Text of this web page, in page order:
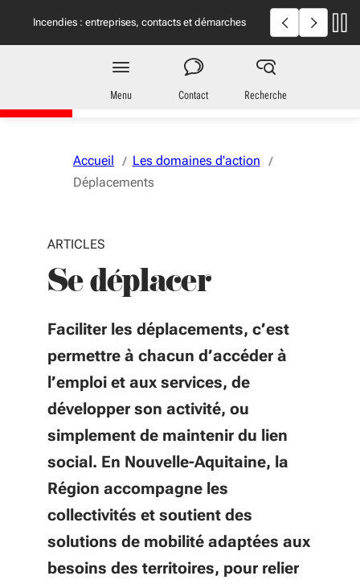
Incendies : entreprises, contacts et démarches
Incendies en
utiles
Territoires
en Nouvelle-Aquitaine
Menu Contact Recherche
Accueil
Les domaines d'action
Déplacements
ARTICLES
Se déplacer
Faciliter les déplacements, c’est
permettre à chacun d’accéder à
l’emploi et aux services, de
développer son activité, ou
simplement de maintenir du lien
social. En Nouvelle-Aquitaine, la
Région accompagne les
collectivités et soutient des
solutions de mobilité adaptées aux
besoins des territoires, pour relier